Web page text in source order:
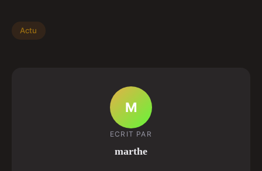
Actu
M
ECRIT PAR
marthe